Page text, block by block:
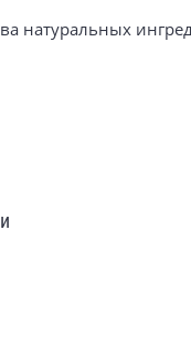
натуральных